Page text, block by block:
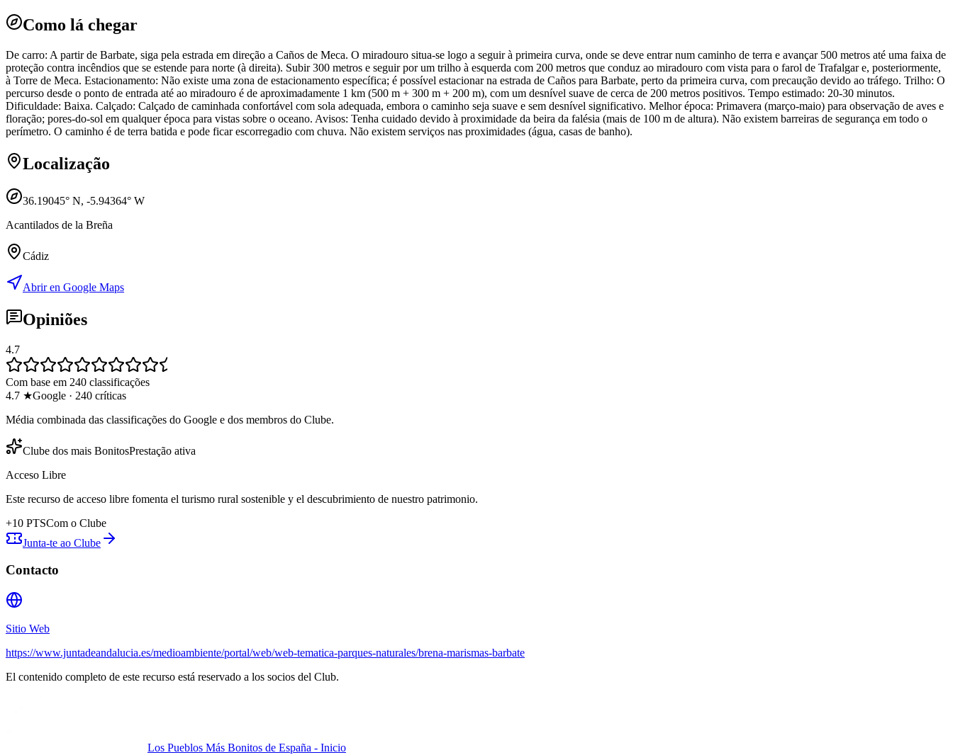
Como lá chegar
De carro: A partir de Barbate, siga pela estrada em direção a Caños de Meca. O miradouro situa-se logo a seguir à primeira curva, onde se deve entrar num caminho de terra e avançar 500 metros até uma faixa de
proteção contra incêndios que se estende para norte (à direita). Subir 300 metros e seguir por um trilho à esquerda com 200 metros que conduz ao miradouro com vista para o farol de Trafalgar e, posteriormente,
à Torre de Meca. Estacionamento: Não existe uma zona de estacionamento específica; é possível estacionar na estrada de Caños para Barbate, perto da primeira curva, com precaução devido ao tráfego. Trilho: O
percurso desde o ponto de entrada até ao miradouro é de aproximadamente 1 km (500 m + 300 m + 200 m), com um desnível suave de cerca de 200 metros positivos. Tempo estimado: 20-30 minutos.
Dificuldade: Baixa. Calçado: Calçado de caminhada confortável com sola adequada, embora o caminho seja suave e sem desnível significativo. Melhor época: Primavera (março-maio) para observação de aves e
floração; pores-do-sol em qualquer época para vistas sobre o oceano. Avisos: Tenha cuidado devido à proximidade da beira da falésia (mais de 100 m de altura). Não existem barreiras de segurança em todo o
perímetro. O caminho é de terra batida e pode ficar escorregadio com chuva. Não existem serviços nas proximidades (água, casas de banho).
Localização
36.19045° N, -5.94364° W
Acantilados de la Breña
Cádiz
Abrir en Google Maps
Opiniões
4.7
Com base em 240 classificações
4.7 ★Google · 240 críticas
Média combinada das classificações do Google e dos membros do Clube.
Clube dos mais BonitosPrestação ativa
Acceso Libre
Este recurso de acceso libre fomenta el turismo rural sostenible y el descubrimiento de nuestro patrimonio.
+10 PTSCom o Clube
Junta-te ao Clube
Contacto
Sitio Web
https://www.juntadeandalucia.es/medioambiente/portal/web/web-tematica-parques-naturales/brena-marismas-barbate
El contenido completo de este recurso está reservado a los socios del Club.
Los Pueblos Más Bonitos de España - Inicio